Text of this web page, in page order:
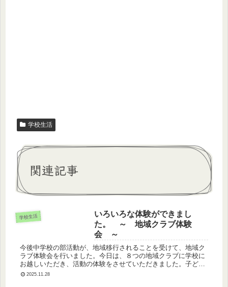
学校生活
関連記事
学校生活
いろいろな体験ができまし
た。 ～ 地域クラブ体験
会 ～
今後中学校の部活動が、地域移行されることを受けて、地域ク
ラブ体験会を行いました。今日は、８つの地域クラブに学校に
お越しいただき、活動の体験をさせていただきました。子ども
たちからは、「楽しかった。」という感想が聞かれました。今
2025.11.28